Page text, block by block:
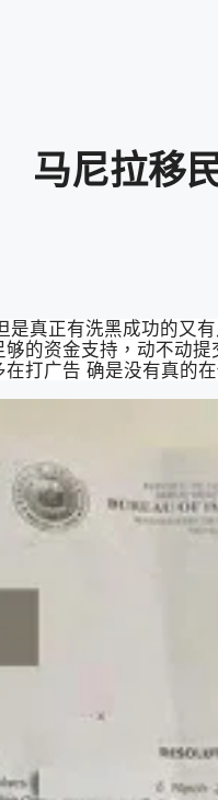
马尼拉移
是真正有洗黑成功的又
的资金支持，动不动
打广告 确是没有真的